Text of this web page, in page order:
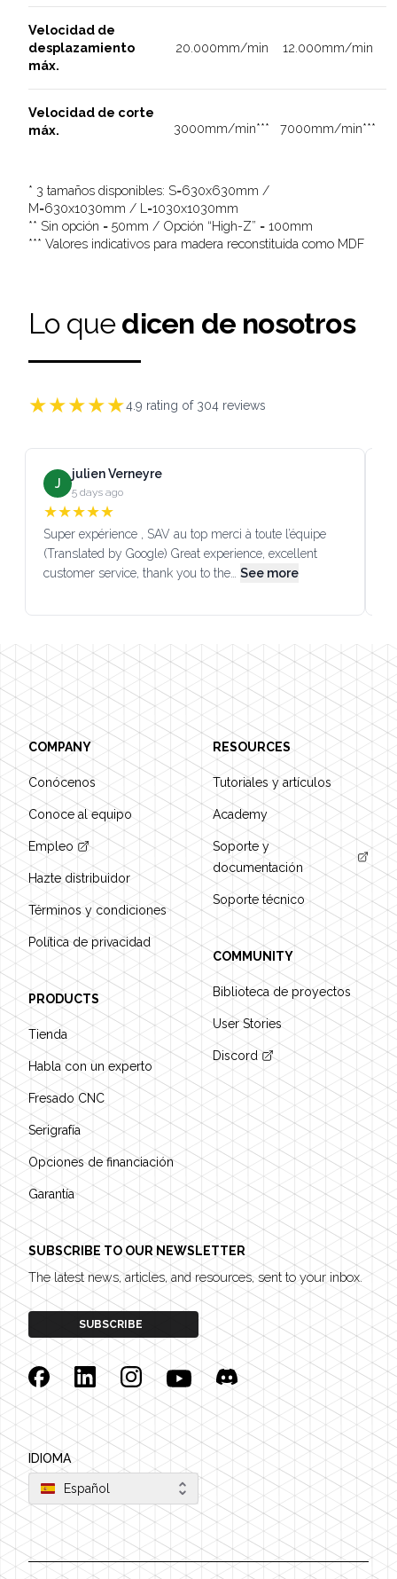
Velocidad de
desplazamiento
máx.
20.000mm/min 12.000mm/min
Velocidad de corte
máx.
3000mm/min*** 7000mm/min***
* 3 tamaños disponibles: S=630x630mm /
M=630x1030mm / L=1030x1030mm
** Sin opción = 50mm / Opción “High-Z” = 100mm
*** Valores indicativos para madera reconstituida como MDF
Lo quedicen de nosotros
★★★★★4.9 rating of 304 reviews
J
julien Verneyre
5 days ago
★★★★★
Super expérience , SAV au top merci à toute l’équipe
(Translated by Google) Great experience, excellent
customer service, thank you to the…
See more
Footer
COMPANY
Conócenos
Conoce al equipo
Empleo
Hazte distribuidor
Términos y condiciones
Política de privacidad
PRODUCTS
Tienda
Habla con un experto
Fresado CNC
Serigrafía
Opciones de financiación
Garantía
RESOURCES
Tutoriales y artículos
Academy
Soporte y
documentación
Soporte técnico
COMMUNITY
Biblioteca de proyectos
User Stories
Discord
SUBSCRIBE TO OUR NEWSLETTER
The latest news, articles, and resources, sent to your inbox.
SUBSCRIBE
FacebookLinkedinInstagramYouTubeDiscord
IDIOMA
Español